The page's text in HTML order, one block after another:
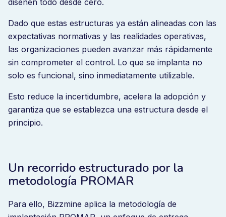
Dado que estas estructuras ya están alineadas con las
expectativas normativas y las realidades operativas,
las organizaciones pueden avanzar más rápidamente
sin comprometer el control. Lo que se implanta no
solo es funcional, sino inmediatamente utilizable.
Esto reduce la incertidumbre, acelera la adopción y
garantiza que se establezca una estructura desde el
principio.
Un recorrido estructurado por la
metodología PROMAR
Para ello, Bizzmine aplica la metodología de